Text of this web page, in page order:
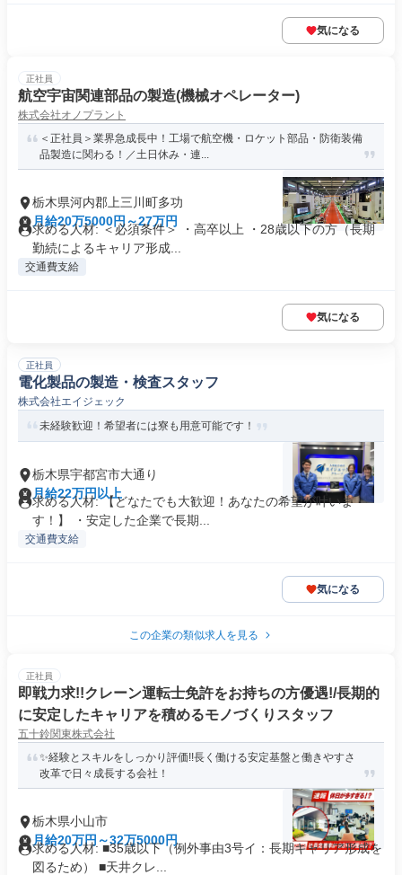
気になる
正社員
航空宇宙関連部品の製造(機械オペレーター)
株式会社オノプラント
＜正社員＞業界急成長中！工場で航空機・ロケット部品・防衛装備
品製造に関わる！／土日休み・連...
栃木県河内郡上三川町多功
月給20万5000円～27万円
求める人材: ＜必須条件＞ ・高卒以上 ・28歳以下の方（長期
勤続によるキャリア形成...
交通費支給
気になる
正社員
電化製品の製造・検査スタッフ
株式会社エイジェック
未経験歓迎！希望者には寮も用意可能です！
栃木県宇都宮市大通り
月給22万円以上
求める人材: 【どなたでも大歓迎！あなたの希望が叶いま
す！】 ・安定した企業で長期...
交通費支給
気になる
この企業の類似求人を見る
正社員
即戦力求!!クレーン運転士免許をお持ちの方優遇!/長期的
に安定したキャリアを積めるモノづくりスタッフ
五十鈴関東株式会社
✨経験とスキルをしっかり評価!!長く働ける安定基盤と働きやすさ
改革で日々成長する会社！
栃木県小山市
月給20万円～32万5000円
求める人材: ■35歳以下（例外事由3号イ：長期キャリア形成を
図るため） ■天井クレ...